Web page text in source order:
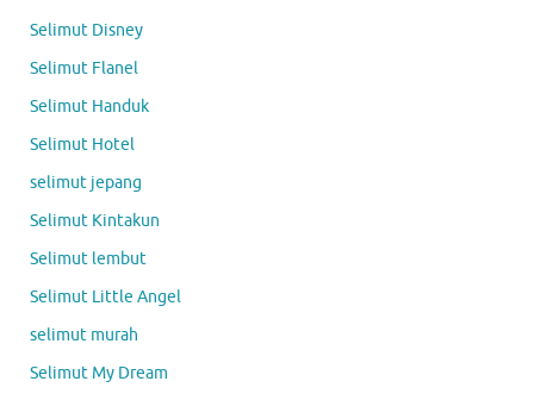
Selimut Disney
Selimut Flanel
Selimut Handuk
Selimut Hotel
selimut jepang
Selimut Kintakun
Selimut lembut
Selimut Little Angel
selimut murah
Selimut My Dream